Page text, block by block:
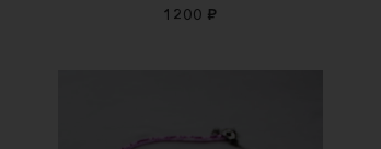
1200 ₽